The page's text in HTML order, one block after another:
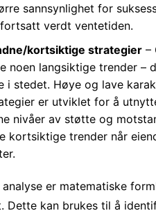
sannsynlighet for
verdt ventetiden.
kortsiktige strategier –
noen langsiktige trender –
i stedet. Høye og lave
er utviklet for å
nivåer av støtte og
kortsiktige trender når
er matematiske
Dette kan brukes til å